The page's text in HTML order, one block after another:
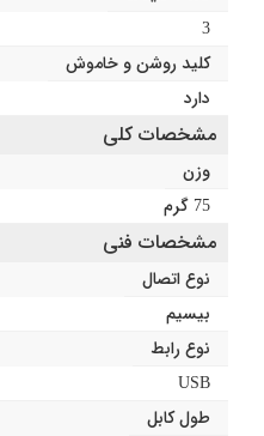
3
کلید روشن و خاموش
دارد
مشخصات کلی
وزن
75 گرم
مشخصات فنی
نوع اتصال
بیسیم
نوع رابط
USB
طول کابل